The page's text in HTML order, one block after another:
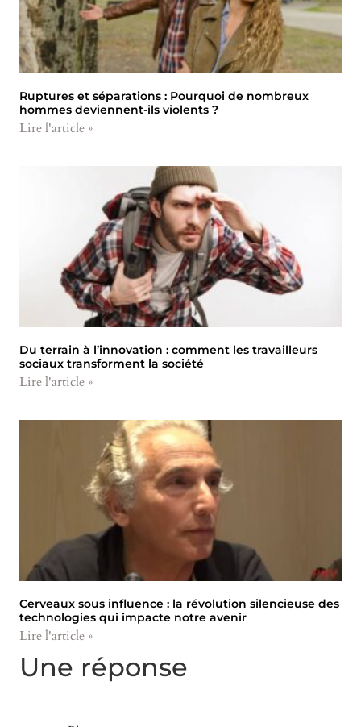
Ruptures et séparations : Pourquoi de nombreux
hommes deviennent-ils violents ?
Lire l'article »
Du terrain à l’innovation : comment les travailleurs
sociaux transforment la société
Lire l'article »
Cerveaux sous influence : la révolution silencieuse des
technologies qui impacte notre avenir
Lire l'article »
Une réponse